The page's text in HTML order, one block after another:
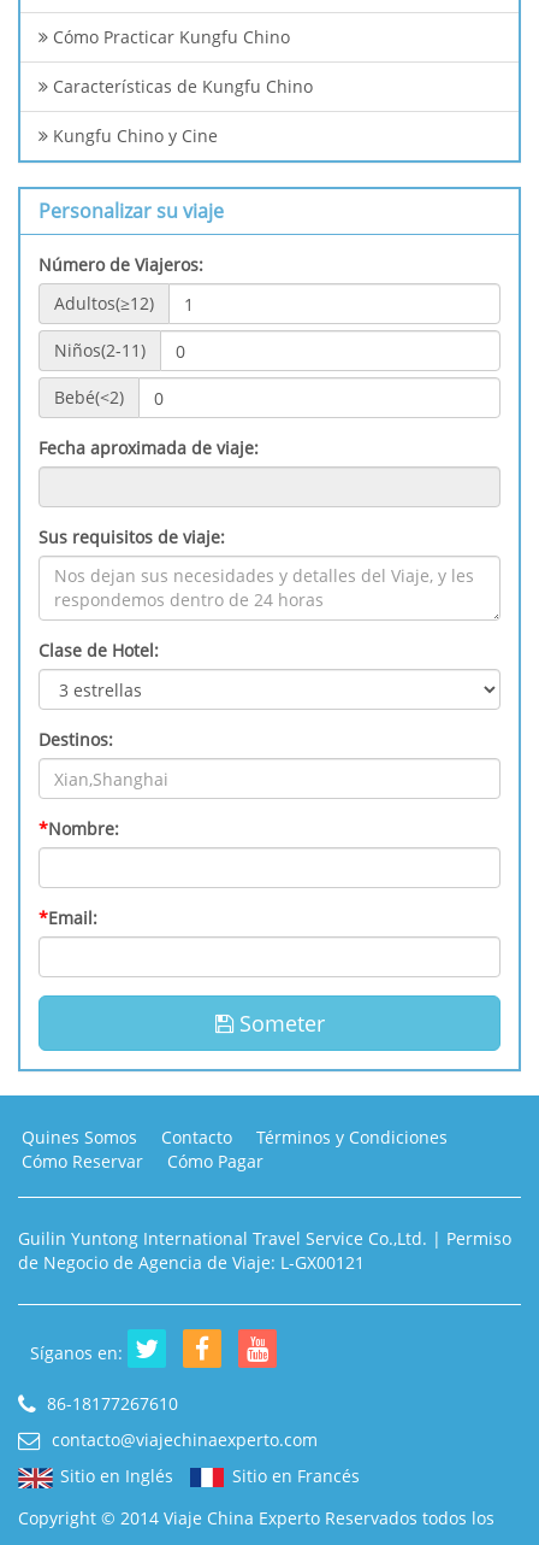
Cómo Practicar Kungfu Chino
Características de Kungfu Chino
Kungfu Chino y Cine
Personalizar su viaje
Número de Viajeros:
Adultos(≥12)
Niños(2-11)
Bebé(<2)
Fecha aproximada de viaje:
Sus requisitos de viaje:
Clase de Hotel:
Destinos:
*Nombre:
*Email:
Someter
Quines Somos Contacto
Términos y Condiciones
Cómo Reservar
Cómo Pagar
Guilin Yuntong International Travel Service Co.,Ltd. | Permiso
de Negocio de Agencia de Viaje: L-GX00121
Síganos en:
86-18177267610
contacto@viajechinaexperto.com
Sitio en Inglés
Sitio en Francés
Copyright © 2014 Viaje China Experto Reservados todos los